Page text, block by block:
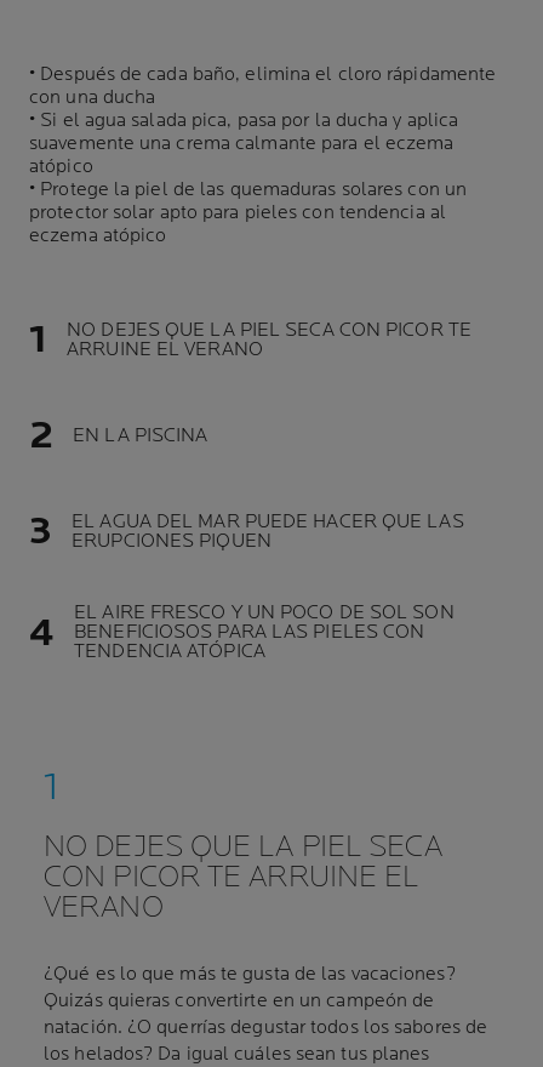
• Después de cada baño, elimina el cloro rápidamente
con una ducha
• Si el agua salada pica, pasa por la ducha y aplica
suavemente una crema calmante para el eczema
atópico
• Protege la piel de las quemaduras solares con un
protector solar apto para pieles con tendencia al
eczema atópico
NO DEJES QUE LA PIEL SECA CON PICOR TE
ARRUINE EL VERANO
EN LA PISCINA
EL AGUA DEL MAR PUEDE HACER QUE LAS
ERUPCIONES PIQUEN
EL AIRE FRESCO Y UN POCO DE SOL SON
BENEFICIOSOS PARA LAS PIELES CON
TENDENCIA ATÓPICA
NO DEJES QUE LA PIEL SECA
CON PICOR TE ARRUINE EL
VERANO
¿Qué es lo que más te gusta de las vacaciones?
Quizás quieras convertirte en un campeón de
natación. ¿O querrías degustar todos los sabores de
los helados? Da igual cuáles sean tus planes